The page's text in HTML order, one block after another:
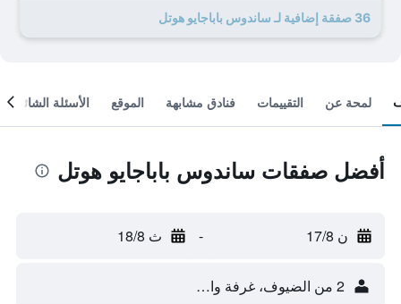
36 صفقة إضافية لـ ساندوس باباجايو هوتل
لمحة عن التقييمات فنادق مشابهة الموقع الأسئلة الشائعة
أفضل صفقات ساندوس باباجايو هوتل
ن 17/8 - ث 18/8
2 من الضيوف، غرفة واحدة